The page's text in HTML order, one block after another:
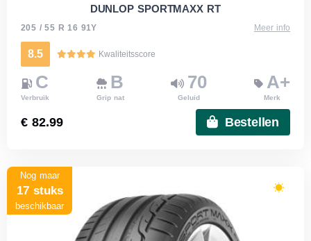
DUNLOP SPORTMAXX RT
205 / 55 R 16 91Y Meer info
8.5 Kwaliteitsscore
C
Verbruik
B
Grip nat
70
Geluid
A+
Merk
€ 82.99 Bestellen
Nog maar
17 stuks
beschikbaar